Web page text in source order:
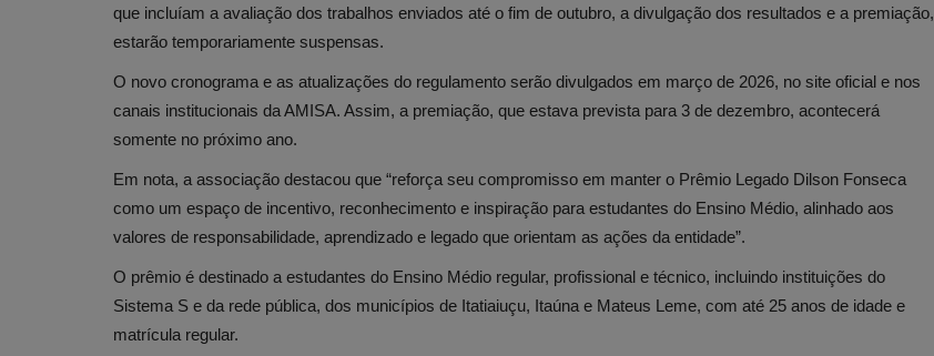
que incluíam a avaliação dos trabalhos enviados até o fim de outubro, a divulgação dos resultados e a premiação,
estarão temporariamente suspensas.
O novo cronograma e as atualizações do regulamento serão divulgados em março de 2026, no site oficial e nos
canais institucionais da AMISA. Assim, a premiação, que estava prevista para 3 de dezembro, acontecerá
somente no próximo ano.
Em nota, a associação destacou que “reforça seu compromisso em manter o Prêmio Legado Dilson Fonseca
como um espaço de incentivo, reconhecimento e inspiração para estudantes do Ensino Médio, alinhado aos
valores de responsabilidade, aprendizado e legado que orientam as ações da entidade”.
O prêmio é destinado a estudantes do Ensino Médio regular, profissional e técnico, incluindo instituições do
Sistema S e da rede pública, dos municípios de Itatiaiuçu, Itaúna e Mateus Leme, com até 25 anos de idade e
matrícula regular.